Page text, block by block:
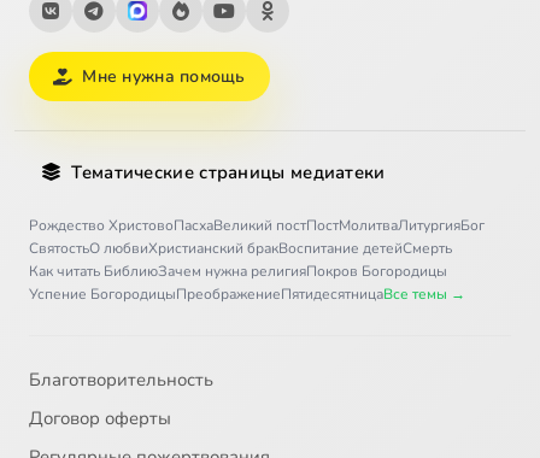
Мне нужна помощь
Тематические страницы медиатеки
Рождество ХристовоПасхаВеликий постПостМолитваЛитургияБог
СвятостьО любвиХристианский бракВоспитание детейСмерть
Как читать БиблиюЗачем нужна религияПокров Богородицы
Успение БогородицыПреображениеПятидесятницаВсе темы →
Благотворительность
Договор оферты